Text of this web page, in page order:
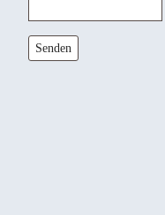
Senden